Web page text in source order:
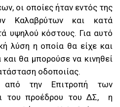
οι οποίες ήταν εντός της
Καλαβρύτων και κατά
υψηλού κόστους. Για αυτό
λύση η οποία θα είχε και
θα μπορούσε να κινηθεί
οδοποιίας.
από την Επιτροπή των
του προέδρου του ΔΣ, η